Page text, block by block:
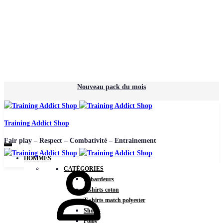
Nouveau pack du mois
Training Addict Shop
Fair play – Respect – Combativité – Entrainement
HOMMES
CATÉGORIES
Débardeurs
T-shirts coton
T-shirts match polyester
Shorts
Polos